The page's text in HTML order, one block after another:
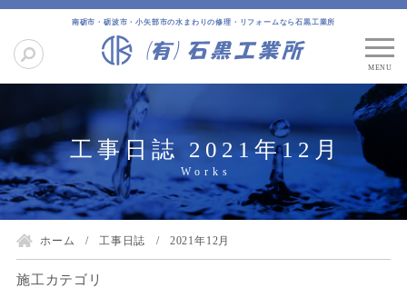
南砺市・砺波市・小矢部市の水まわりの修理・リフォームなら石黒工業所
工事日誌 2021年12月
ホーム 工事日誌 2021年12月
施工カテゴリ